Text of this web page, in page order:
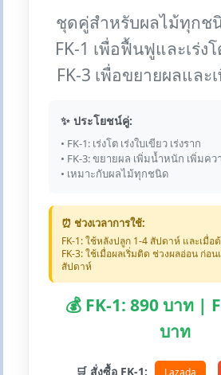
ชุดคู่สำหรับผลไม้ทุกช
FK-1 เพื่อฟื้นฟูและเร่ง
FK-3 เพื่อขยายผลและ
✨ ประโยชน์คู่:
• FK-1: เร่งโต เร่งใบเขียว เร่งราก
• FK-3: ขยายผล เพิ่มน้ำหนัก เพิ่มค
• เหมาะกับผลไม้ทุกชนิด
⏰ ช่วงเวลาการใช้:
FK-1: ใช้หลังปลูก 1-4 สัปดาห์ และเมื่
FK-3: ใช้เมื่อผลเริ่มติด ช่วงผลอ่อน ก่อน
สัปดาห์
💰 FK-1: 890 บาท |
บาท
🛒 สั่งซื้อ FK-1: